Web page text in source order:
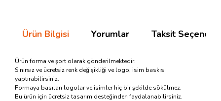
Ürün Bilgisi Yorumlar Taksit
Ürün forma ve şort olarak gönderilmektedir.
Sınırsız ve ücretsiz renk değişikliği ve logo, isim baskısı
yaptırabilirsiniz.
Formaya basılan logolar ve isimler hiç bir şekilde sökülmez.
Bu ürün için ücretsiz tasarım desteğinden faydalanabilirsiniz.